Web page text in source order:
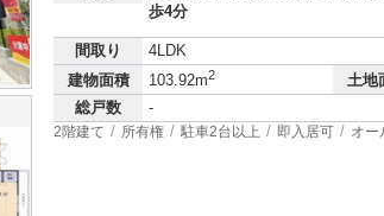
歩4分
間取り
4LDK
建物面積
103.92m2 土地
総戸数 -
2階建て 所有権 駐車2台以上 即入居可 オー